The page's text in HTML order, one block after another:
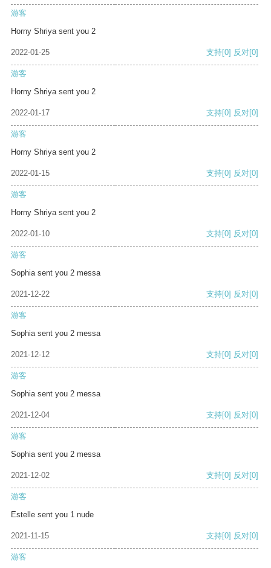
游客
Horny Shriya sent you 2
2022-01-25 支持[0] 反对[0]
游客
Horny Shriya sent you 2
2022-01-17 支持[0] 反对[0]
游客
Horny Shriya sent you 2
2022-01-15 支持[0] 反对[0]
游客
Horny Shriya sent you 2
2022-01-10 支持[0] 反对[0]
游客
Sophia sent you 2 messa
2021-12-22 支持[0] 反对[0]
游客
Sophia sent you 2 messa
2021-12-12 支持[0] 反对[0]
游客
Sophia sent you 2 messa
2021-12-04 支持[0] 反对[0]
游客
Sophia sent you 2 messa
2021-12-02 支持[0] 反对[0]
游客
Estelle sent you 1 nude
2021-11-15 支持[0] 反对[0]
游客